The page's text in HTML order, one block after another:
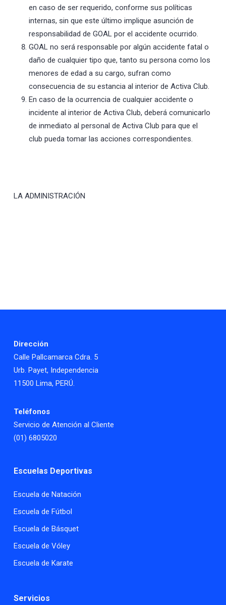
en caso de ser requerido, conforme sus políticas
internas, sin que este último implique asunción de
responsabilidad de GOAL por el accidente ocurrido.
GOAL no será responsable por algún accidente fatal o
daño de cualquier tipo que, tanto su persona como los
menores de edad a su cargo, sufran como
consecuencia de su estancia al interior de Activa Club.
En caso de la ocurrencia de cualquier accidente o
incidente al interior de Activa Club, deberá comunicarlo
de inmediato al personal de Activa Club para que el
club pueda tomar las acciones correspondientes.
LA ADMINISTRACIÓN
Dirección
Calle Pallcamarca Cdra. 5
Urb. Payet, Independencia
11500 Lima, PERÚ.
Teléfonos
Servicio de Atención al Cliente
(01) 6805020
Escuelas Deportivas
Escuela de Natación
Escuela de Fútbol
Escuela de Básquet
Escuela de Vóley
Escuela de Karate
Servicios